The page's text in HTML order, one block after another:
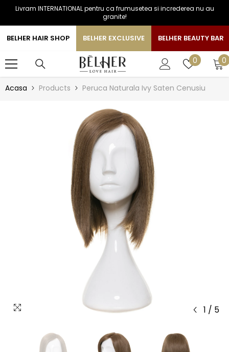
SARI LA CONTINUT
Livram INTERNATIONAL pentru ca frumusetea si increderea nu au
granite!
BELHER HAIR SHOP BELHER EXCLUSIVE BELHER BEAUTY BAR
0 Liste
00
Acasa Products Peruca Naturala Ivy Saten Cenusiu
1 / 5